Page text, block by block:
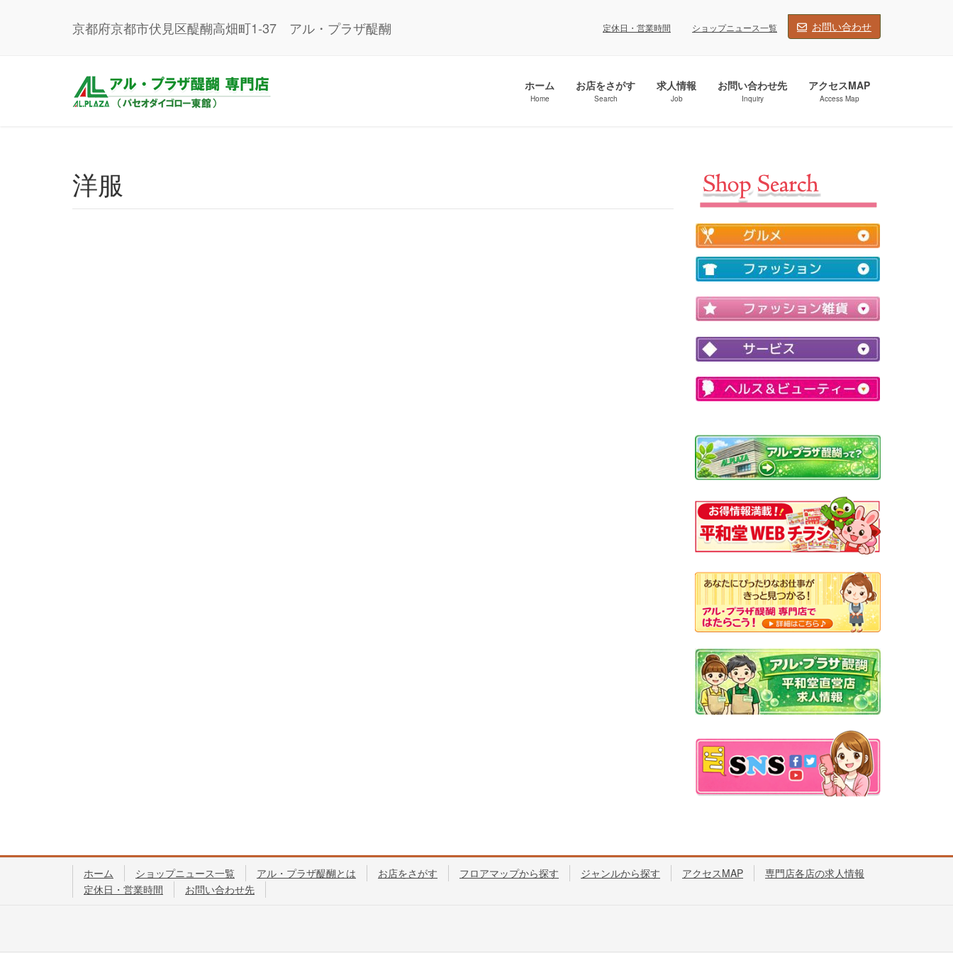
京都府京都市伏見区醍醐高畑町1-37 アル・プラザ醍醐 定休日・営業時間 ショップニュース一覧 お問い合わせ
ホーム
Home
お店をさがす
Search
求人情報
Job
お問い合わせ先
Inquiry
アクセスMAP
Access Map
洋服
ホーム ショップニュース一覧 アル・プラザ醍醐とは お店をさがす フロアマップから探す ジャンルから探す アクセスMAP
専門店各店の求人情報
定休日・営業時間
お問い合わせ先